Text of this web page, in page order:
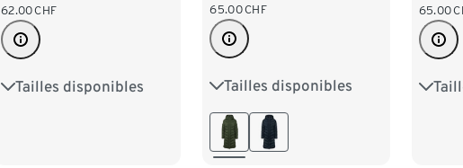
62.00CHF
Tailles disponibles
36 38 40 42
65.00CHF
Tailles disponibles
36 38 40 42
44 46
65.00
36